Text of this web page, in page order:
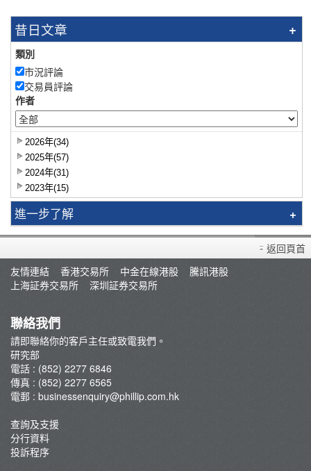
昔日文章
類別
市況評論
交易員評論
作者
2026年(34)
2025年(57)
2024年(31)
2023年(15)
進一步了解
研究報告
智識揀股
市況評論
返回頁首
友情連結
香港交易所 中金在線港股
騰訊港股
上海証券交易所
深圳証券交易所
聯絡我們
請即聯絡你的客戶主任或致電我們。
研究部
電話 : (852) 2277 6846
傳真 : (852) 2277 6565
電郵 : businessenquiry@phillip.com.hk
查詢及支援
分行資料
投訴程序